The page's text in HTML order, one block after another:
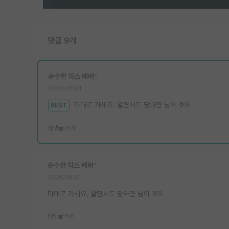
댓글 9개
순수한 막스 베버
BEST 타대로 가세요. 알면서도 당하면 님이 호9
대댓글 쓰기
순수한 막스 베버
타대로 가세요. 알면서도 당하면 님이 호9
대댓글 쓰기